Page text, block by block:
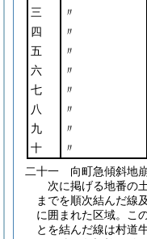
三
〃
四
〃
五
〃
六
〃
七
〃
八
〃
九
〃
十
〃
二十一 向町急傾斜地
次に掲げる地番の
までを順次結んだ線
に囲まれた区域。こ
とを結んだ線は村道